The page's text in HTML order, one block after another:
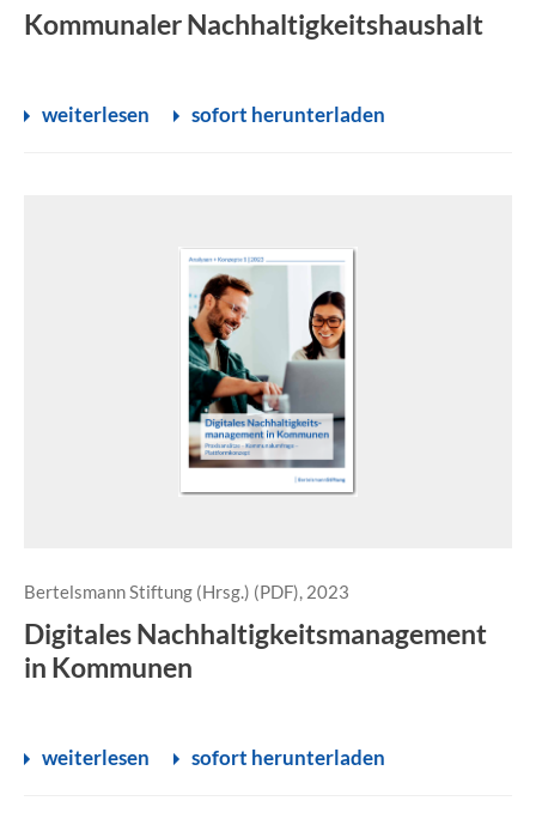
Kommunaler Nachhaltigkeitshaushalt
weiterlesen sofort herunterladen
Bertelsmann Stiftung (Hrsg.) (PDF), 2023
Digitales Nachhaltigkeitsmanagement
in Kommunen
weiterlesen sofort herunterladen